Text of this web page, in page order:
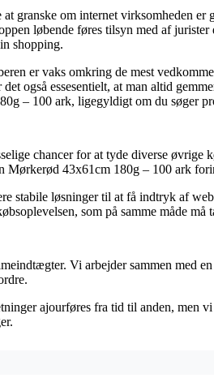
granske om internet virksomheden
løbende føres tilsyn med af
shopping.
er vaks omkring de mest
det også essesentielt, at man altid
– 100 ark, ligegyldigt om du søger
chancer for at tyde diverse
Mørkerød 43x61cm 180g – 100 ark
stabile løsninger til at få indtryk af
som på samme måde
Vi arbejder sammen med
ajourføres fra tid til anden, men